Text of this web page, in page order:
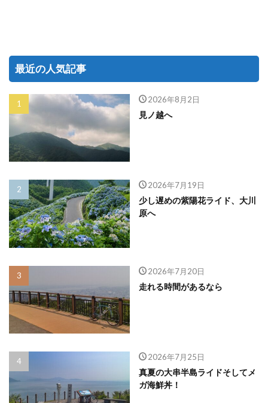
最近の人気記事
2026年8月2日
見ノ越へ
2026年7月19日
少し遅めの紫陽花ライド、大川
原へ
2026年7月20日
走れる時間があるなら
2026年7月25日
真夏の大串半島ライドそしてメ
ガ海鮮丼！